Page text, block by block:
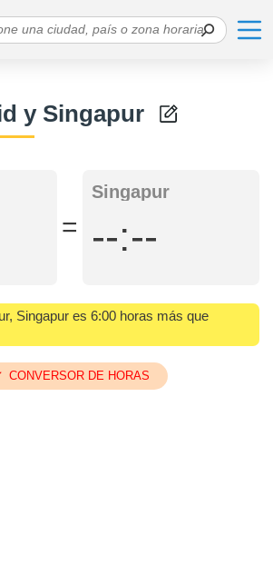
y Singapur
=
Singapur
--:--
Singapur es 6:00 horas más que
CONVERSOR DE HORAS